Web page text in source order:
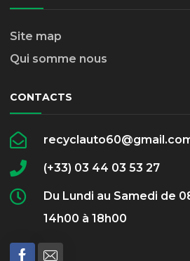
Site map
Qui somme nous
CONTACTS
(+33) 03 44 03 53 27
Du Lundi au Samedi de
14h00 à 18h00